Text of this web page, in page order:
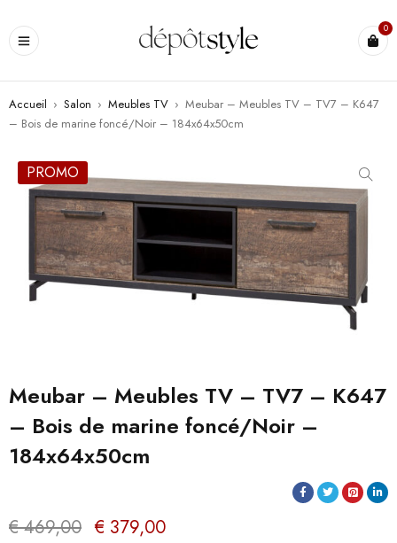
0
Accueil › Salon › Meubles TV › Meubar – Meubles TV – TV7 – K647
– Bois de marine foncé/Noir – 184x64x50cm
PROMO
Meubar – Meubles TV – TV7 – K647
– Bois de marine foncé/Noir –
184x64x50cm
€469,00 € 379,00